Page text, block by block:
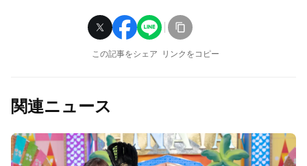
この記事をシェア リンクをコピー
関連ニュース